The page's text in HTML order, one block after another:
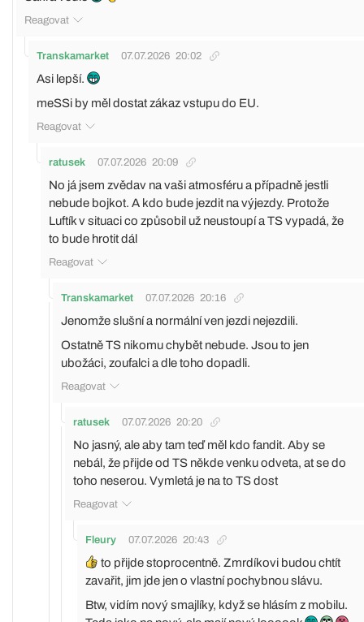
Reagovat
Transkamarket 07.07.2026 20:02
Asi lepší.
meSSi by měl dostat zákaz vstupu do EU.
Reagovat
ratusek 07.07.2026 20:09
No já jsem zvědav na vaši atmosféru a případně jestli
nebude bojkot. A kdo bude jezdit na výjezdy. Protože
Luftík v situaci co způsobil už neustoupí a TS vypadá, že
to bude hrotit dál
Reagovat
Transkamarket 07.07.2026 20:16
Jenomže slušní a normální ven jezdi nejezdili.
Ostatně TS nikomu chybět nebude. Jsou to jen
ubožáci, zoufalci a dle toho dopadli.
Reagovat
ratusek 07.07.2026 20:20
No jasný, ale aby tam teď měl kdo fandit. Aby se
nebál, že přijde od TS někde venku odveta, at se do
toho neserou. Vymletá je na to TS dost
Reagovat
Fleury 07.07.2026 20:43
to přijde stoprocentně. Zmrdíkovi budou chtít
zavařit, jim jde jen o vlastní pochybnou slávu.
Btw, vidím nový smajlíky, když se hlásím z mobilu.